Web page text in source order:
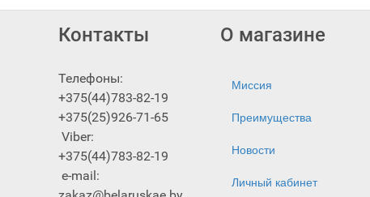
Контакты
Телефоны:
+375(44)783-82-19
+375(25)926-71-65
Viber:
+375(44)783-82-19
e-mail:
О магазине
Миссия
Преимущества
Новости
Личный кабинет